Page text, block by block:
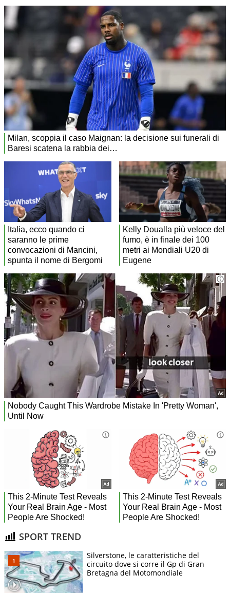
SPORT TREND
Silverstone, le caratteristiche del
circuito dove si corre il Gp di Gran
Bretagna del Motomondiale